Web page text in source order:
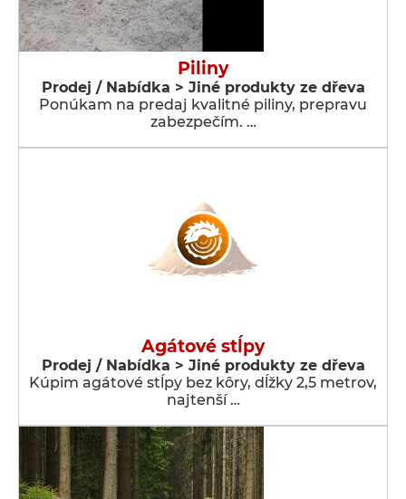
Piliny
Prodej / Nabídka > Jiné produkty ze dřeva
Ponúkam na predaj kvalitné piliny, prepravu
zabezpečím. …
Agátové stĺpy
Prodej / Nabídka > Jiné produkty ze dřeva
Kúpim agátové stĺpy bez kôry, dĺžky 2,5 metrov,
najtenší …